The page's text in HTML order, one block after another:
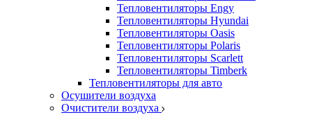
Тепловентиляторы Engy
Тепловентиляторы Hyundai
Тепловентиляторы Oasis
Тепловентиляторы Polaris
Тепловентиляторы Scarlett
Тепловентиляторы Timberk
Тепловентиляторы для авто
Осушители воздуха
Очистители воздуха